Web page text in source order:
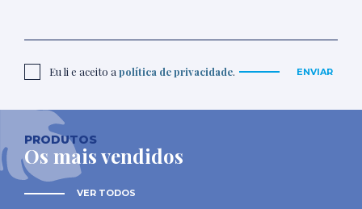
Eu li e aceito a política de privacidade. ENVIAR
PRODUTOS
Os mais vendidos
VER TODOS